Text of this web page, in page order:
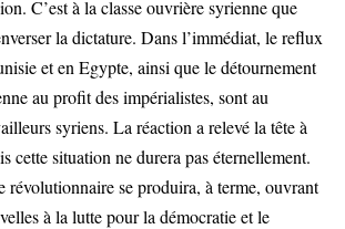
C’est à la classe ouvrière syrienne que
la dictature. Dans l’immédiat, le reflux
et en Egypte, ainsi que le détournement
au profit des impérialistes, sont au
syriens. La réaction a relevé la tête à
cette situation ne durera pas éternellement.
révolutionnaire se produira, à terme, ouvrant
à la lutte pour la démocratie et le